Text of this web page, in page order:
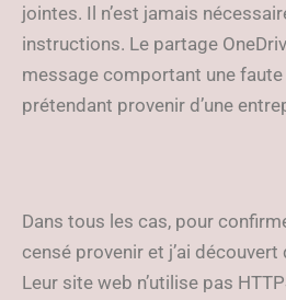
jointes. Il n’est jamais
instructions. Le partage
message comportant une
prétendant provenir d’une
Dans tous les cas, pour
censé provenir et j’ai
Leur site web n’utilise pas